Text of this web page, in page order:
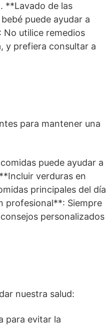
**Lavado de las
puede ayudar a
No utilice remedios
y prefiera consultar a
para mantener una
puede ayudar a
verduras en
principales del día
profesional**: Siempre
personalizados
nuestra salud:
para evitar la